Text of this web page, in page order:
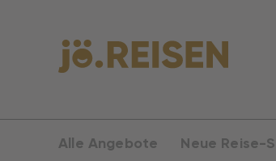
Alle Angebote Neue Reise-